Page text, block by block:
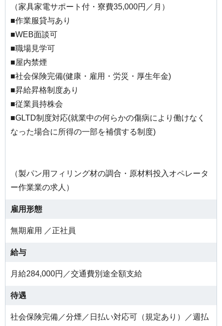
（家具家電サポート付・寮費35,000円／月）
■作業服貸与あり
■WEB面談可
■職場見学可
■屋内禁煙
■社会保険完備(健康・雇用・労災・厚生年金)
■昇給昇格制度あり
■従業員持株会
■GLTD制度対応(就業中の何らかの傷病により働けなく
なった場合に所得の一部を補償する制度)
（製パン用フィリング材の調合・原材料投入オペレータ
ー作業業の求人）
雇用形態
無期雇用 ／正社員
給与
月給284,000円／交通費別途全額支給
待遇
社会保険完備／分煙／日払い対応可（規定あり）／週払